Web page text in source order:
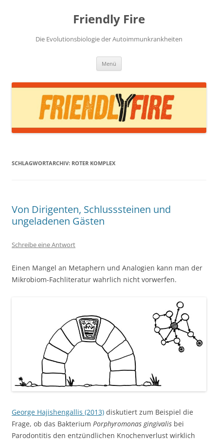
Friendly Fire
Die Evolutionsbiologie der Autoimmunkrankheiten
Menü
SCHLAGWORTARCHIV: ROTER KOMPLEX
Von Dirigenten, Schlusssteinen und
ungeladenen Gästen
Schreibe eine Antwort
Einen Mangel an Metaphern und Analogien kann man der
Mikrobiom-Fachliteratur wahrlich nicht vorwerfen.
George Hajishengallis (2013) diskutiert zum Beispiel die
Frage, ob das Bakterium Porphyromonas gingivalis bei
Parodontitis den entzündlichen Knochenverlust wirklich